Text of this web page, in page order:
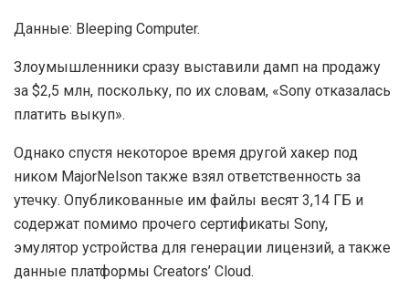
Данные: Bleeping Computer.
Злоумышленники сразу выставили дамп на продажу
за $2,5 млн, поскольку, по их словам, «Sony отказалась
платить выкуп».
Однако спустя некоторое время другой хакер под
ником MajorNelson также взял ответственность за
утечку. Опубликованные им файлы весят 3,14 ГБ и
содержат помимо прочего сертификаты Sony,
эмулятор устройства для генерации лицензий, а также
данные платформы Creators’ Cloud.